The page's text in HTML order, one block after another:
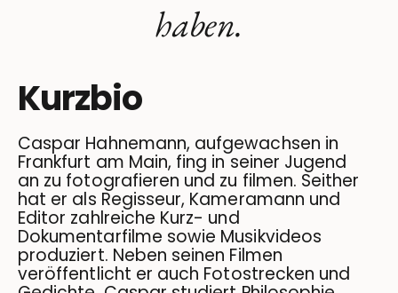
haben.
Kurzbio
Caspar Hahnemann, aufgewachsen in
Frankfurt am Main, fing in seiner Jugend
an zu fotografieren und zu filmen. Seither
hat er als Regisseur, Kameramann und
Editor zahlreiche Kurz- und
Dokumentarfilme sowie Musikvideos
produziert. Neben seinen Filmen
veröffentlicht er auch Fotostrecken und